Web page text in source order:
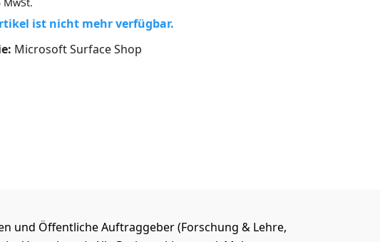
ist nicht mehr verfügbar.
Microsoft Surface Shop
und Öffentliche Auftraggeber (Forschung & Lehre,